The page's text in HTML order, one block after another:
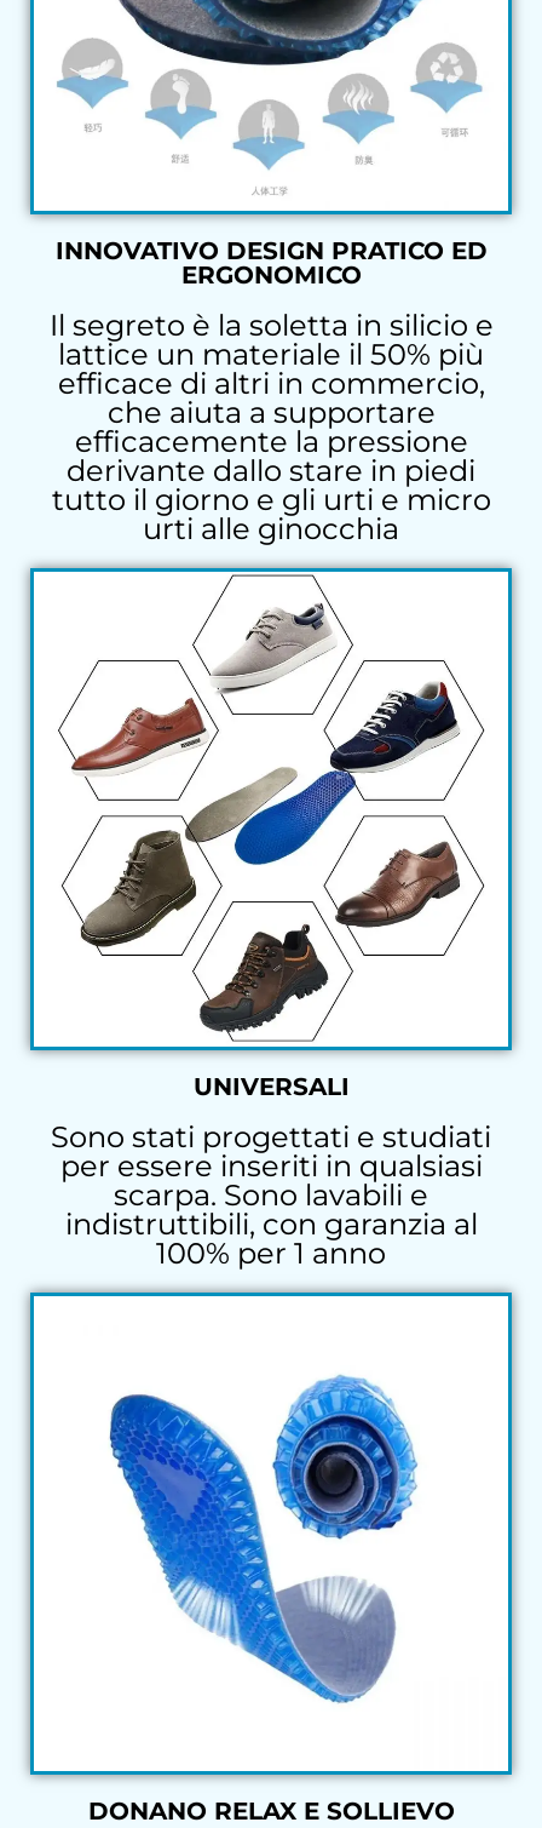
INNOVATIVO DESIGN PRATICO ED
ERGONOMICO
Il segreto è la soletta in silicio e
lattice un materiale il 50% più
efficace di altri in commercio,
che aiuta a supportare
efficacemente la pressione
derivante dallo stare in piedi
tutto il giorno e gli urti e micro
urti alle ginocchia
UNIVERSALI
Sono stati progettati e studiati
per essere inseriti in qualsiasi
scarpa. Sono lavabili e
indistruttibili, con garanzia al
100% per 1 anno
DONANO RELAX E SOLLIEVO